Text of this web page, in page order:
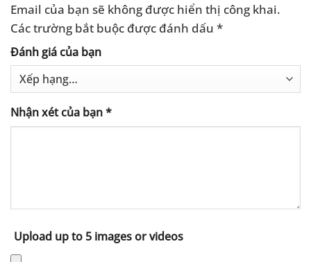
Email của bạn sẽ không được hiển thị công khai.
Các trường bắt buộc được đánh dấu *
Đánh giá của bạn
Nhận xét của bạn*
Upload up to 5 images or videos